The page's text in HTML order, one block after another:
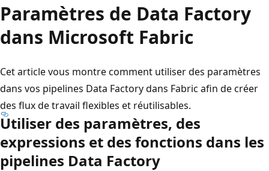
Paramètres de Data Factory
dans Microsoft Fabric
Cet article vous montre comment utiliser des paramètres
dans vos pipelines Data Factory dans Fabric afin de créer
des flux de travail flexibles et réutilisables.
Utiliser des paramètres, des
expressions et des fonctions dans les
pipelines Data Factory